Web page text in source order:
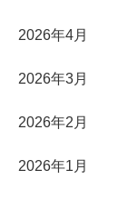
2026年4月
2026年3月
2026年2月
2026年1月